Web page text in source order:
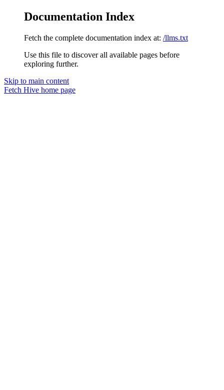
Documentation Index
Fetch the complete documentation index at: /llms.txt
Use this file to discover all available pages before
exploring further.
Skip to main content
Fetch Hive home page